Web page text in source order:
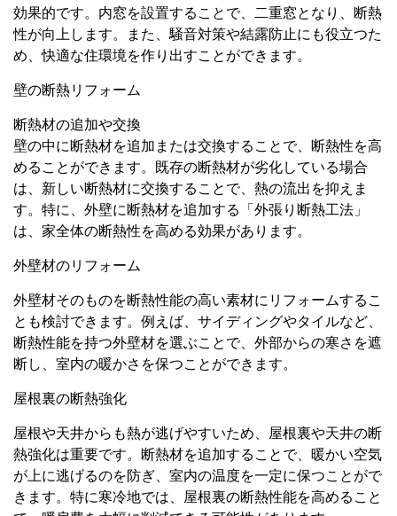
効果的です。内窓を設置することで、二重窓となり、断熱
性が向上します。また、騒音対策や結露防止にも役立つた
め、快適な住環境を作り出すことができます。
壁の断熱リフォーム
断熱材の追加や交換
壁の中に断熱材を追加または交換することで、断熱性を高
めることができます。既存の断熱材が劣化している場合
は、新しい断熱材に交換することで、熱の流出を抑えま
す。特に、外壁に断熱材を追加する「外張り断熱工法」
は、家全体の断熱性を高める効果があります。
外壁材のリフォーム
外壁材そのものを断熱性能の高い素材にリフォームするこ
とも検討できます。例えば、サイディングやタイルなど、
断熱性能を持つ外壁材を選ぶことで、外部からの寒さを遮
断し、室内の暖かさを保つことができます。
屋根裏の断熱強化
屋根や天井からも熱が逃げやすいため、屋根裏や天井の断
熱強化は重要です。断熱材を追加することで、暖かい空気
が上に逃げるのを防ぎ、室内の温度を一定に保つことがで
きます。特に寒冷地では、屋根裏の断熱性能を高めること